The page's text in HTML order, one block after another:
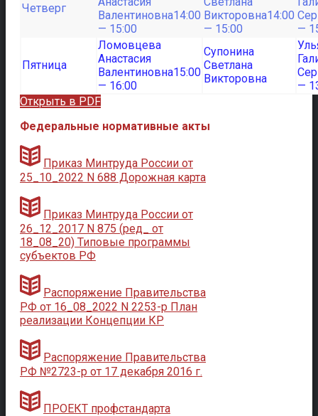
Четверг
14:00
— 15:00
14:00
— 15:00
—
Пятница
15:00
— 16:00
—
Открыть в PDF
Федеральные нормативные акты
Приказ Минтруда России от
25_10_2022 N 688 Дорожная карта
Приказ Минтруда России от
26_12_2017 N 875 (ред_ от
18_08_20) Типовые программы
субъектов РФ
Распоряжение Правительства
РФ от 16_08_2022 N 2253-р План
реализации Концепции КР
Распоряжение Правительства
РФ №2723-р от 17 декабря 2016 г.
ПРОЕКТ профстандарта